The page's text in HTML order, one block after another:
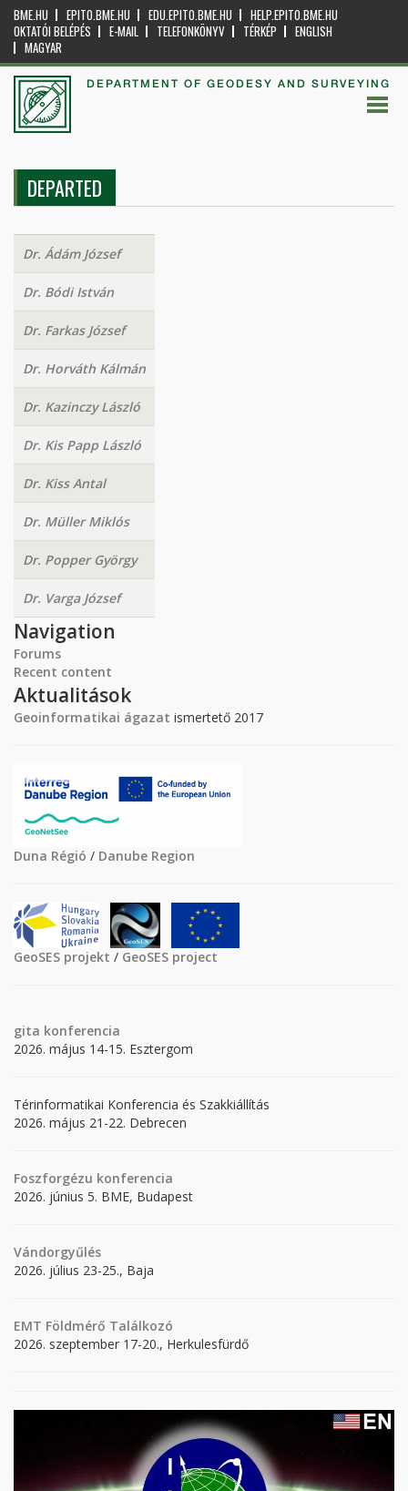
BME.HU EPITO.BME.HU EDU.EPITO.BME.HU
HELP.EPITO.BME.HU
OKTATÓI BELÉPÉS
E-MAIL TELEFONKÖNYV TÉRKÉP
ENGLISH
MAGYAR
DEPARTMENT OF GEODESY AND SURVEYING
DEPARTED
Dr. Ádám József
Dr. Bódi István
Dr. Farkas József
Dr. Horváth Kálmán
Dr. Kazinczy László
Dr. Kis Papp László
Dr. Kiss Antal
Dr. Müller Miklós
Dr. Popper György
Dr. Varga József
Navigation
Forums
Recent content
Aktualitások
Geoinformatikai ágazat ismertető 2017
Duna Régió / Danube Region
GeoSES projekt / GeoSES project
gita konferencia
2026. május 14-15. Esztergom
Térinformatikai Konferencia és Szakkiállítás
2026. május 21-22. Debrecen
Foszforgézu konferencia
2026. június 5. BME, Budapest
Vándorgyűlés
2026. július 23-25., Baja
EMT Földmérő Találkozó
2026. szeptember 17-20., Herkulesfürdő